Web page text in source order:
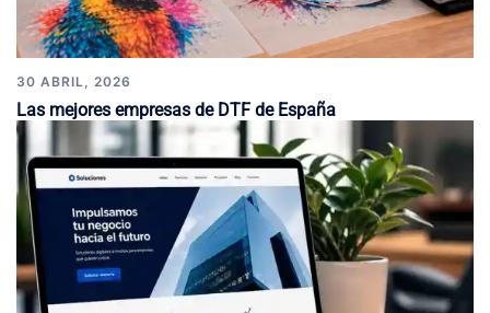
30 ABRIL, 2026
Las mejores empresas de DTF de España